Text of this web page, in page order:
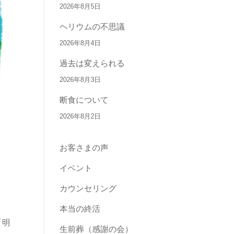
2026年8月5日
ヘリウムの不思議
2026年8月4日
過去は変えられる
2026年8月3日
断食について
2026年8月2日
お客さまの声
イベント
カウンセリング
本当の終活
生前葬（感謝の会）